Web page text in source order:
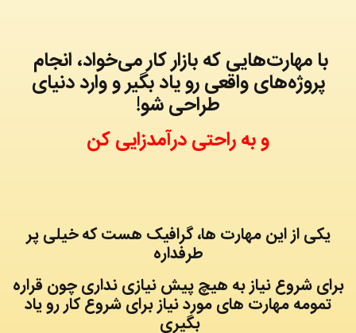
با مهارت‌هایی که بازار کار می‌خواد، انجام
پروژه‌های واقعی رو یاد بگیر و وارد دنیای
طراحی شو!
و به راحتی درآمدزایی کن
یکی از این مهارت ها، گرافیک هست که خیلی پر
طرفداره
برای شروع نیاز به هیچ پیش نیازی نداری چون قراره
تمومه مهارت های مورد نیاز برای شروع کار رو یاد
بگیری